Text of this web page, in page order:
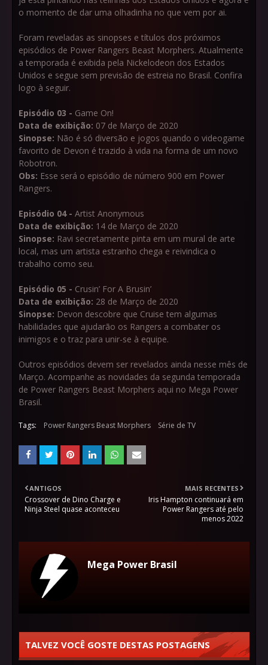
o momento de dar uma olhadinha no que vem por ai.
Foram reveladas as sinopses e títulos dos próximos
episódios de Power Rangers Beast Morphers. Atualmente
a temporada é exibida pela Nickelodeon dos Estados
Unidos e segue sem previsão de estreia no Brasil. Confira
logo à seguir.
Episódio 03 - Game On!
Data de exibição: 07 de Março de 2020
Sinopse: Não é só diversão e jogos quando o videogame
favorito de Devon é trazido à vida na forma de um novo
Robotron.
Obs: Esse será o episódio de número 900 em Power
Rangers.
Episódio 04 - Artist Anonymous
Data de exibição: 14 de Março de 2020
Sinopse: Ravi secretamente pinta em um mural de arte
local, mas um artista estranho chega e reivindica o
trabalho como seu.
Episódio 05 - Crusin’ For A Brusin’
Data de exibição: 28 de Março de 2020
Sinopse: Devon descobre que Cruise tem algumas
habilidades que ajudarão os Rangers a combater os
inimigos e o traz para unir-se à equipe.
Outros episódios devem ser revelados ainda nesse mês de
Março. Acompanhe as novidades da segunda temporada
de Power Rangers Beast Morphers aqui no Mega Power
Brasil.
Tags: Power Rangers Beast Morphers Série de TV
MAIS RECENTES
Iris Hampton continuará em
Power Rangers até pelo
menos 2022
ANTIGOS
Crossover de Dino Charge e
Ninja Steel quase aconteceu
Mega Power Brasil
TALVEZ VOCÊ GOSTE DESTAS POSTAGENS